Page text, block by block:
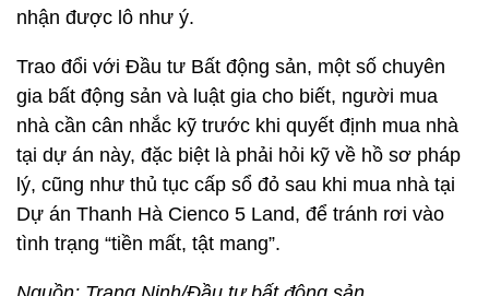
nhận được lô như ý.
Trao đổi với Đầu tư Bất động sản, một số chuyên
gia bất động sản và luật gia cho biết, người mua
nhà cần cân nhắc kỹ trước khi quyết định mua nhà
tại dự án này, đặc biệt là phải hỏi kỹ về hồ sơ pháp
lý, cũng như thủ tục cấp sổ đỏ sau khi mua nhà tại
Dự án Thanh Hà Cienco 5 Land, để tránh rơi vào
tình trạng “tiền mất, tật mang”.